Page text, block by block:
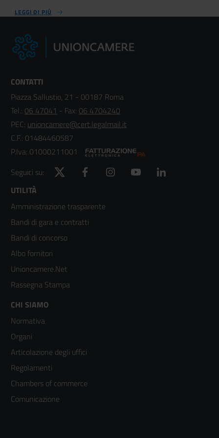
LEGGI DI PIÙ
CONTATTI
Piazza Sallustio, 21 - 00187 Roma
Tel.: 06 47041 - Fax: 06 4704240
PEC: unioncamere@cert.legalmail.it
C.F.: 01484460587
P.Iva: 01000211001
Seguici su:
Twitter Facebook Instagram YouTube
Footer
menù
colonna
2
UTILITÀ
Amministrazione trasparente
Bandi di gara e contratti
Bandi di concorso
Albo fornitori
Unioncamere.Net
Rassegna Stampa
Footer
menù
colonna
3
CHI SIAMO
Normativa
Organi
Articolazione degli uffici
Regolamenti
Chambers of commerce
Comunicazione